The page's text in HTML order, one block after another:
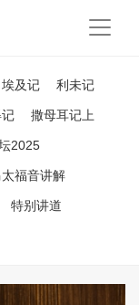
埃及记 利未记
撒母耳记上
2025
福音讲解
特别讲道